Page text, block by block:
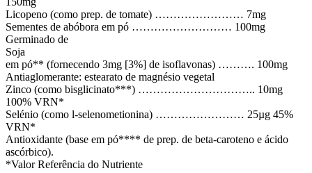
Licopeno (como prep. de tomate) …………………… 7mg
Sementes de abóbora em pó ……………………… 100mg
Germinado de
Soja
em pó** (fornecendo 3mg [3%] de isoflavonas) ………. 100mg
Antiaglomerante: estearato de magnésio vegetal
Zinco (como bisglicinato***) ………………………….. 10mg
100% VRN*
Selénio (como l-selenometionina) …………………… 25µg 45%
VRN*
Antioxidante (base em pó**** de prep. de beta-caroteno e ácido
ascórbico).
*Valor Referência do Nutriente